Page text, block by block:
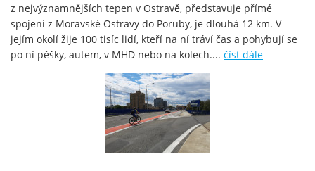
z nejvýznamnějších tepen v Ostravě, představuje přímé
spojení z Moravské Ostravy do Poruby, je dlouhá 12 km. V
jejím okolí žije 100 tisíc lidí, kteří na ní tráví čas a pohybují se
po ní pěšky, autem, v MHD nebo na kolech.... číst dále